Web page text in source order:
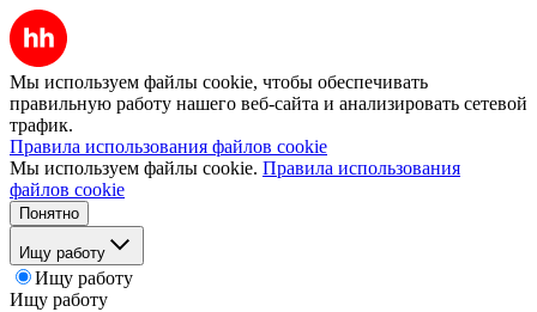
Мы используем файлы cookie, чтобы обеспечивать
правильную работу нашего веб-сайта и анализировать сетевой
трафик.
Правила использования файлов cookie
Мы используем файлы cookie. Правила использования
файлов cookie
Понятно
Ищу работу
Ищу работу
Ищу работу